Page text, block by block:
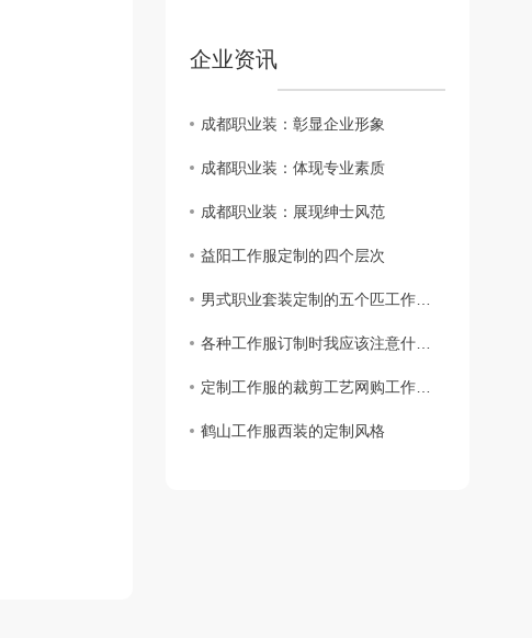
企业资讯
成都职业装：彰显企业形象
成都职业装：体现专业素质
成都职业装：展现绅士风范
益阳工作服定制的四个层次
男式职业套装定制的五个匹工作服裙底配点
各种工作服订制时我应该注意什么？
定制工作服的裁剪工艺网购工作服要求
鹤山工作服西装的定制风格